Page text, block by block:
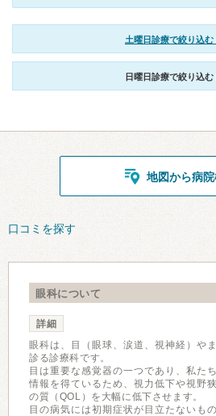
土曜日診療で絞り込む
日曜日診療で絞り込む
地図から病
口コミを探す
眼科について
詳細
眼科は、目（眼球、涙道、視神経）や
診る診療科です。
目は重要な感覚器の一つであり、私た
情報を得ているため、視力低下や視野
の質（QOL）を大幅に低下させます。
目の病気には初期症状が目立たないも